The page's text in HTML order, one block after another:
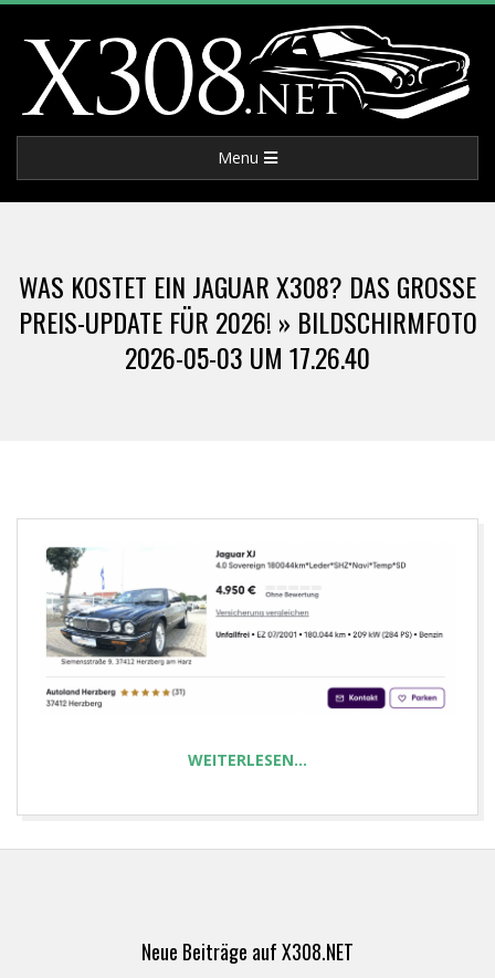
content
X
3
0
8
E
Navigation
Menu
WAS KOSTET EIN JAGUAR X308? DAS GROSSE P
REIS-UPDATE FÜR 2026! » BILDSCHIRMFOTO
2026-05-03 UM 17.26.40
WEITERLESEN…
Neue Beiträge auf X308.NET